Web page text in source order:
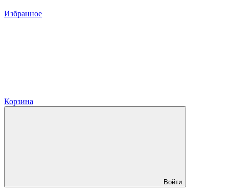
Избранное
Корзина
Войти